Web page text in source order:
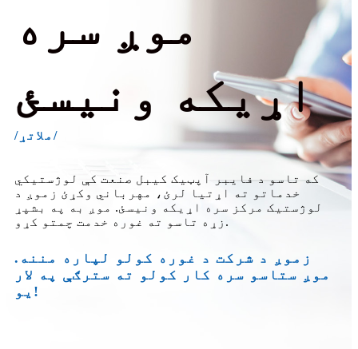
موږ سره
اړیکه ونیسئ
/ملاتړ/
که تاسو د فایبر آپټیک کیبل صنعت کې لوژستیکي
خدماتو ته اړتیا لرئ، مهرباني وکړئ زموږ د
لوژستیک مرکز سره اړیکه ونیسئ. موږ به په بشپړ
زړه تاسو ته غوره خدمت چمتو کړو.
زموږ د شرکت د غوره کولو لپاره مننه.
موږ ستاسو سره کار کولو ته سترګې په لار
یو!